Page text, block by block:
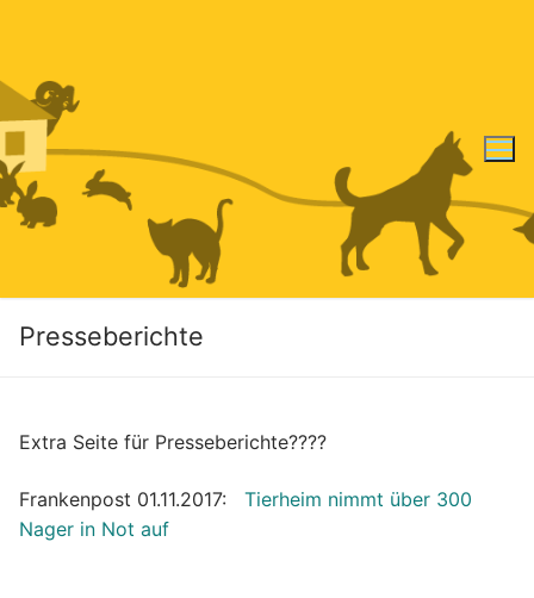
Presseberichte
Extra Seite für Presseberichte????
Frankenpost 01.11.2017: Tierheim nimmt über 300
Nager in Not auf